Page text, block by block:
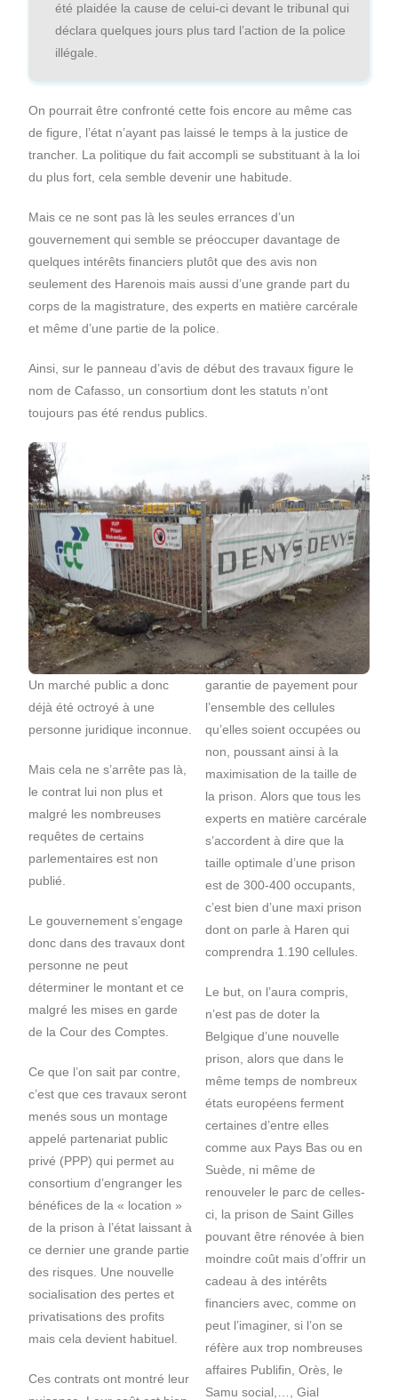
été plaidée la cause de celui-ci devant le tribunal qui
déclara quelques jours plus tard l’action de la police
illégale.
On pourrait être confronté cette fois encore au même cas
de figure, l’état n’ayant pas laissé le temps à la justice de
trancher. La politique du fait accompli se substituant à la loi
du plus fort, cela semble devenir une habitude.
Mais ce ne sont pas là les seules errances d’un
gouvernement qui semble se préoccuper davantage de
quelques intérêts financiers plutôt que des avis non
seulement des Harenois mais aussi d’une grande part du
corps de la magistrature, des experts en matière carcérale
et même d’une partie de la police.
Ainsi, sur le panneau d’avis de début des travaux figure le
nom de Cafasso, un consortium dont les statuts n’ont
toujours pas été rendus publics.
Un marché public a donc
déjà été octroyé à une
personne juridique inconnue.
Mais cela ne s’arrête pas là,
le contrat lui non plus et
malgré les nombreuses
requêtes de certains
parlementaires est non
publié.
Le gouvernement s’engage
donc dans des travaux dont
personne ne peut
déterminer le montant et ce
malgré les mises en garde
de la Cour des Comptes.
Ce que l’on sait par contre,
c’est que ces travaux seront
menés sous un montage
appelé partenariat public
privé (PPP) qui permet au
consortium d’engranger les
bénéfices de la « location »
de la prison à l’état laissant à
ce dernier une grande partie
des risques. Une nouvelle
socialisation des pertes et
privatisations des profits
mais cela devient habituel.
Ces contrats ont montré leur
garantie de payement pour
l’ensemble des cellules
qu’elles soient occupées ou
non, poussant ainsi à la
maximisation de la taille de
la prison. Alors que tous les
experts en matière carcérale
s’accordent à dire que la
taille optimale d’une prison
est de 300-400 occupants,
c’est bien d’une maxi prison
dont on parle à Haren qui
comprendra 1.190 cellules.
Le but, on l’aura compris,
n’est pas de doter la
Belgique d’une nouvelle
prison, alors que dans le
même temps de nombreux
états européens ferment
certaines d’entre elles
comme aux Pays Bas ou en
Suède, ni même de
renouveler le parc de celles-
ci, la prison de Saint Gilles
pouvant être rénovée à bien
moindre coût mais d’offrir un
cadeau à des intérêts
financiers avec, comme on
peut l’imaginer, si l’on se
réfère aux trop nombreuses
affaires Publifin, Orès, le
Samu social,…, Gial